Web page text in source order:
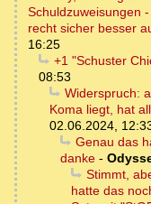
Schuldzuweisungen
recht sicher besser
16:25
+1 "Schuster
08:53
Widerspruch:
Koma liegt, hat
02.06.2024,
Genau das
danke -
Stimmt,
hatte das